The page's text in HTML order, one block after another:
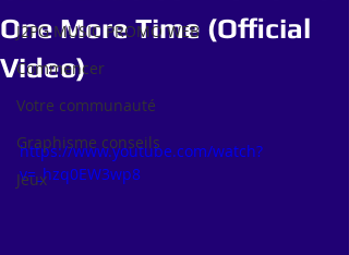
J2PG MUSIC PROMO WEB
Commencer
Votre communauté
Graphisme conseils
Jeux
One More Time (Official
Video)
https://www.youtube.com/watch?
v=_hzq0EW3wp8